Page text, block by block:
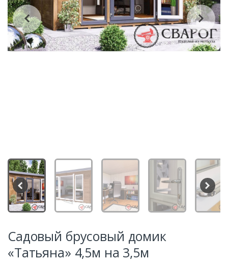
Садовый брусовый домик
«Татьяна» 4,5м на 3,5м